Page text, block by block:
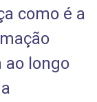
como é a
ao longo